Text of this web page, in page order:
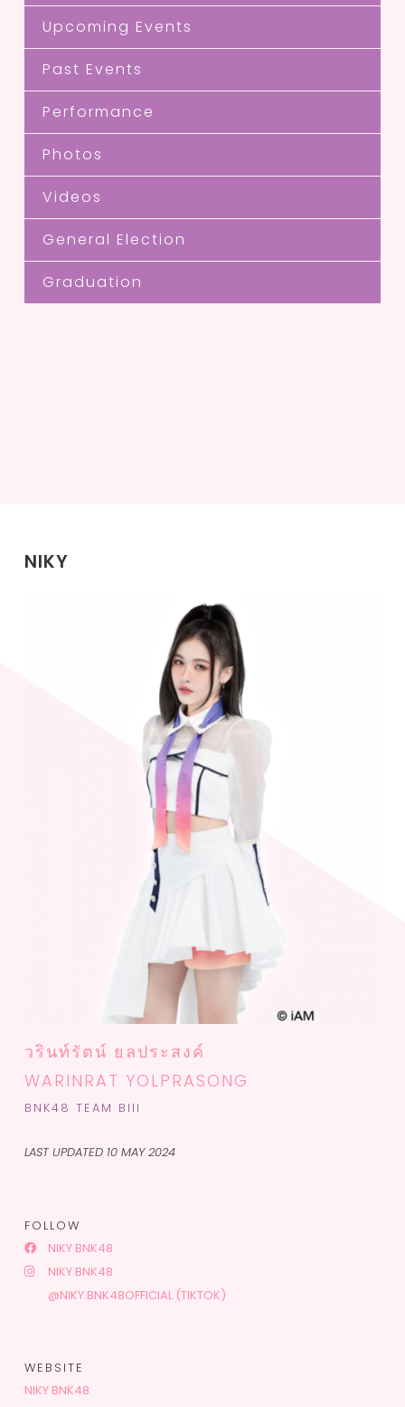
Upcoming Events
Past Events
Performance
Photos
Videos
General Election
Graduation
NIKY
วรินท์รัตน์ ยลประสงค์
WARINRAT YOLPRASONG
BNK48 TEAM BIII
LAST UPDATED 10 MAY 2024
FOLLOW
NIKY BNK48
NIKY BNK48
@NIKY.BNK48OFFICIAL (TIKTOK)
WEBSITE
NIKY BNK48